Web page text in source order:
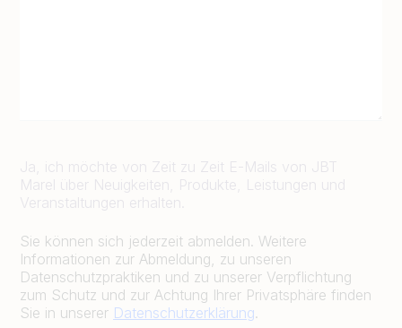
Ja, ich möchte von Zeit zu Zeit E-Mails von JBT
Marel über Neuigkeiten, Produkte, Leistungen und
Veranstaltungen erhalten.
Sie können sich jederzeit abmelden. Weitere
Informationen zur Abmeldung, zu unseren
Datenschutzpraktiken und zu unserer Verpflichtung
zum Schutz und zur Achtung Ihrer Privatsphäre finden
Sie in unserer Datenschutzerklärung.